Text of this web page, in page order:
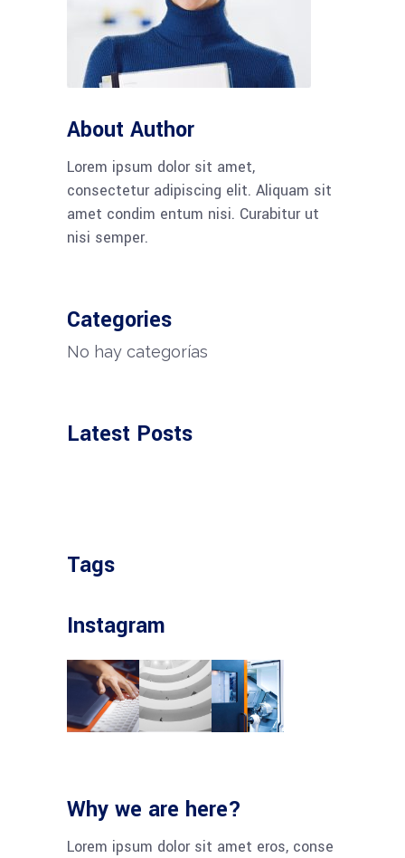
About Author
Lorem ipsum dolor sit amet,
consectetur adipiscing elit. Aliquam sit
amet condim entum nisi. Curabitur ut
nisi semper.
Categories
No hay categorías
Latest Posts
Tags
Instagram
Why we are here?
Lorem ipsum dolor sit amet eros, conse